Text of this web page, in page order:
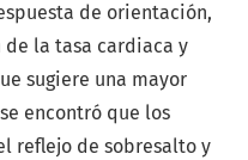
de orientación,
la tasa cardiaca y
sugiere una mayor
encontró que los
reflejo de sobresalto y